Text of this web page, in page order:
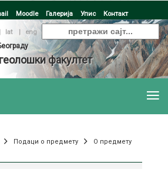
Moodle Галерија Упис Контакт
lat |
eng
факултет
Подаци о предмету О предмету